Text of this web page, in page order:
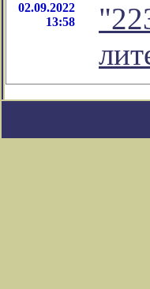
02.09.2022
13:58